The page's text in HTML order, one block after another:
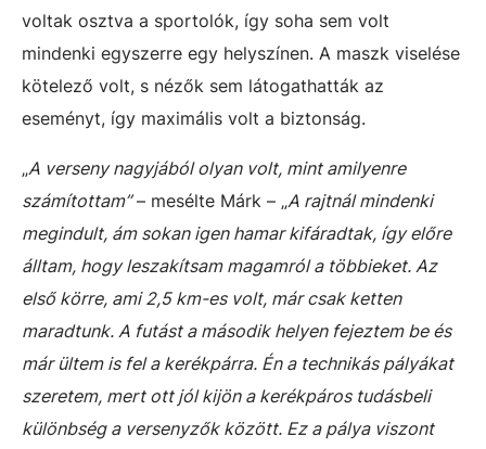
voltak osztva a sportolók, így soha sem volt
mindenki egyszerre egy helyszínen. A maszk viselése
kötelező volt, s nézők sem látogathatták az
eseményt, így maximális volt a biztonság.
„A verseny nagyjából olyan volt, mint amilyenre
számítottam”– mesélte Márk – „A rajtnál mindenki
megindult, ám sokan igen hamar kifáradtak, így előre
álltam, hogy leszakítsam magamról a többieket. Az
első körre, ami 2,5 km-es volt, már csak ketten
maradtunk. A futást a második helyen fejeztem be és
már ültem is fel a kerékpárra. Én a technikás pályákat
szeretem, mert ott jól kijön a kerékpáros tudásbeli
különbség a versenyzők között. Ez a pálya viszont